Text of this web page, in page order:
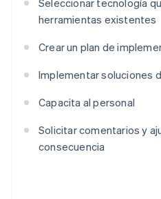
Seleccionar tecnología
herramientas existentes
Crear un plan de
Implementar soluciones
Capacita al personal
Solicitar comentarios y
consecuencia